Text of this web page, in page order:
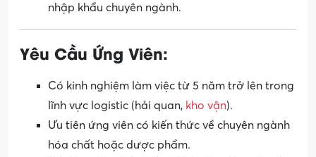
nhập khẩu chuyên ngành.
Yêu Cầu Ứng Viên:
Có kinh nghiệm làm việc từ 5 năm trở lên trong
lĩnh vực logistic (hải quan, kho vận).
Ưu tiên ứng viên có kiến thức về chuyên ngành
hóa chất hoặc dược phẩm.